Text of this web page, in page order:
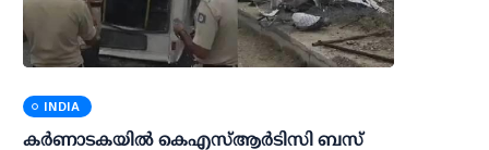
INDIA
കര്‍ണാടകയില്‍ കെഎസ്ആര്‍ടിസി ബസ്